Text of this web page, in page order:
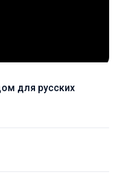
для русских